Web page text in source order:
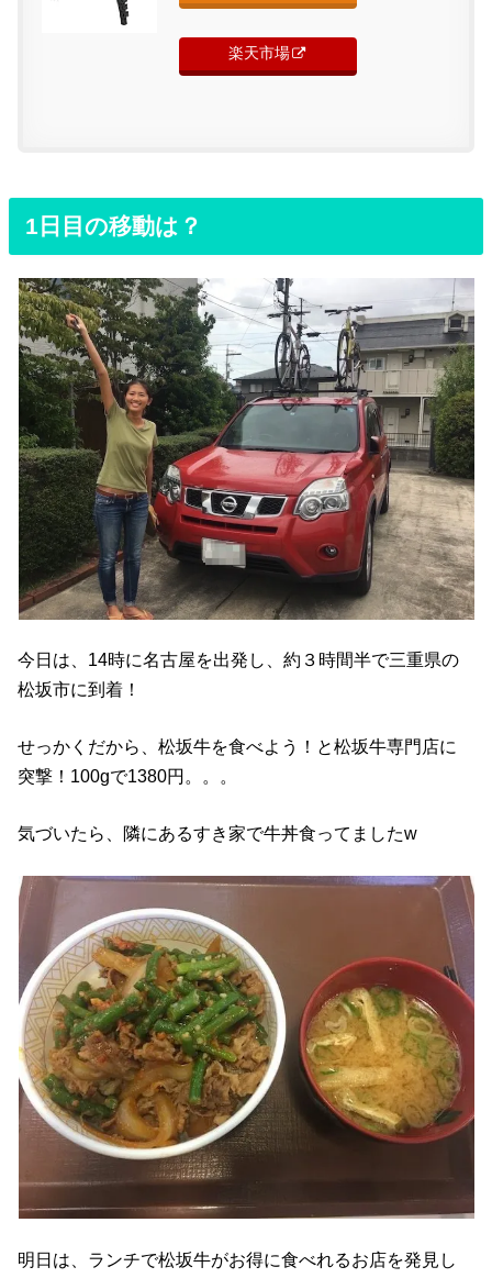
楽天市場
1日目の移動は？
今日は、14時に名古屋を出発し、約３時間半で三重県の
松坂市に到着！
せっかくだから、松坂牛を食べよう！と松坂牛専門店に
突撃！100gで1380円。。。
気づいたら、隣にあるすき家で牛丼食ってましたw
明日は、ランチで松坂牛がお得に食べれるお店を発見し